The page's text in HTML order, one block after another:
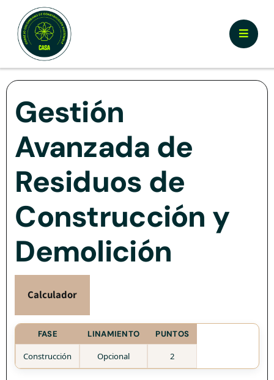
content
Toggle
Nosotros
¿Por qué Certificar CASA?
Documentos y Herramientas
Prototipos
Credenciales
Usuario de Vivienda
Gestión
Avanzada de
Residuos de
Construcción y
Demolición
Calculador
FASE LINAMIENTO PUNTOS
Construcción Opcional 2